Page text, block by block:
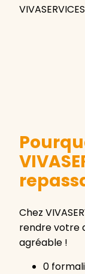
Chez
rendre votre
agréable !
0